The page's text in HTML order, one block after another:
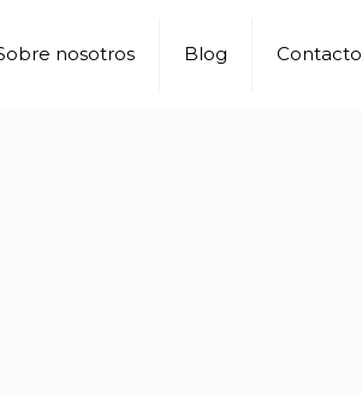
nosotros Blog Contacto